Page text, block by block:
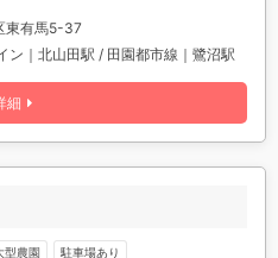
細
東有馬5-37
ン｜北山田駅 / 田園都市線｜鷺沼駅
型農園 駐車場あり